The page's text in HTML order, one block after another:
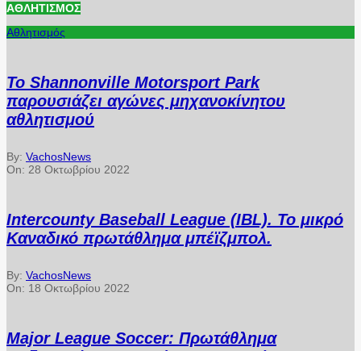
ΑΘΛΗΤΙΣΜΌΣ
Αθλητισμός
Το Shannonville Motorsport Park
παρουσιάζει αγώνες μηχανοκίνητου
αθλητισμού
By: VachosNews
On: 28 Οκτωβρίου 2022
Intercounty Baseball League (IBL). Το μικρό
Καναδικό πρωτάθλημα μπέϊζμπολ.
By: VachosNews
On: 18 Οκτωβρίου 2022
Major League Soccer: Πρωτάθλημα